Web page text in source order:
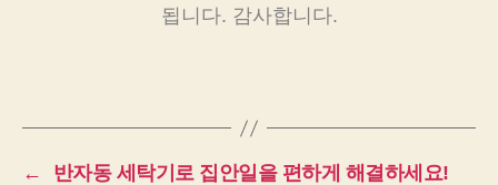
됩니다. 감사합니다.
←
반자동 세탁기로 집안일을 편하게 해결하세요!